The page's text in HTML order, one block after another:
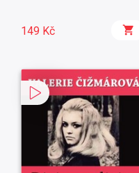
149 Kč